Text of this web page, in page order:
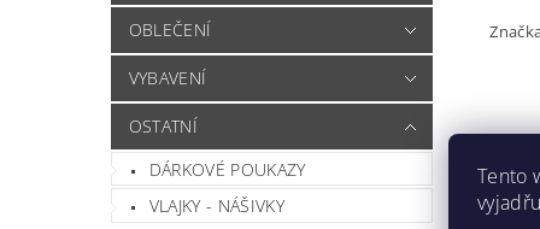
OBLEČENÍ
VYBAVENÍ
OSTATNÍ
DÁRKOVÉ POUKAZY
VLAJKY - NÁŠIVKY
zimní
Tento